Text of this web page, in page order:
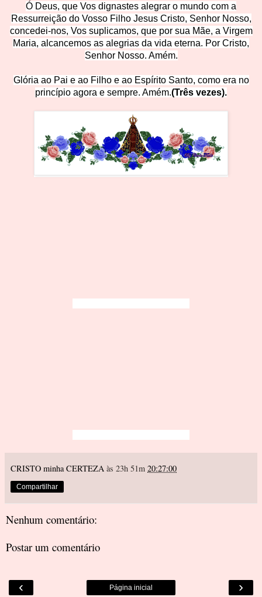
Ó Deus, que Vos dignastes alegrar o mundo com a
Ressurreição do Vosso Filho Jesus Cristo, Senhor Nosso,
concedei-nos, Vos suplicamos, que por sua Mãe, a Virgem
Maria, alcancemos as alegrias da vida eterna. Por Cristo,
Senhor Nosso. Amém.
Glória ao Pai e ao Filho e ao Espírito Santo, como era no
princípio agora e sempre. Amém.(Três vezes).
CRISTO minha CERTEZA às 23h 51m 20:27:00
Compartilhar
Nenhum comentário:
Postar um comentário
‹ ›
Página inicial